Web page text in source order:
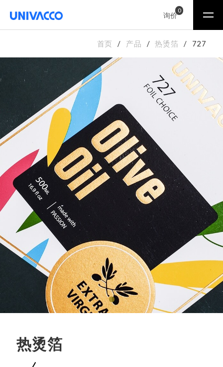
询价
0
首页 产品 热烫箔 727
热烫箔